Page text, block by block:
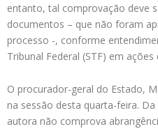
entanto, tal comprovação deve
documentos – que não foram
processo -, conforme
Tribunal Federal (STF) em
O procurador-geral do Estado,
na sessão desta quarta-feira.
autora não comprova